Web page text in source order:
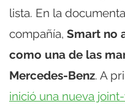
lista. En la
compañía, Smart no
como una de las
Mercedes-Benz. A
inició una nueva